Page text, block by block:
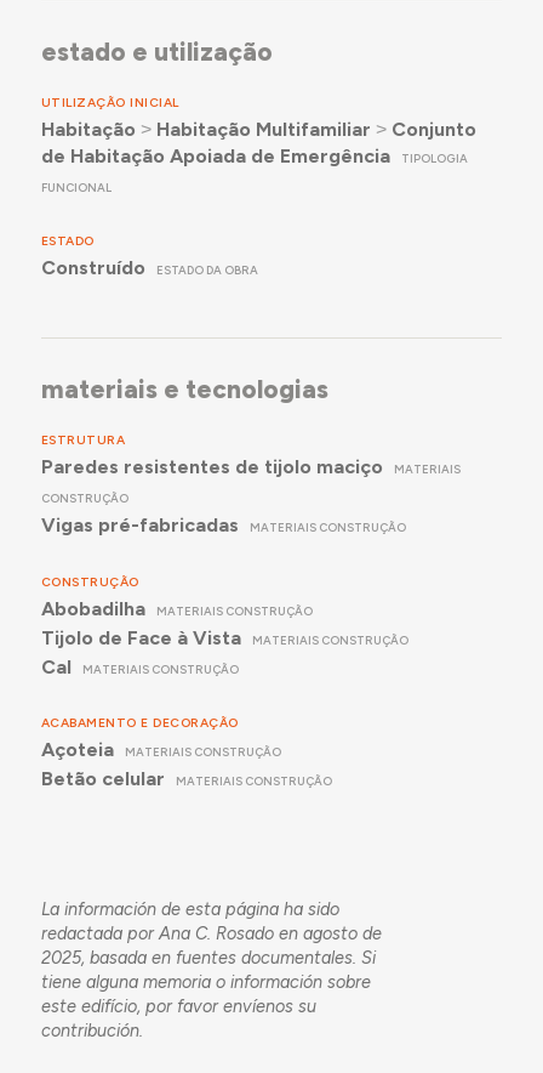
estado e utilização
UTILIZAÇÃO INICIAL
Habitação ˃ Habitação Multifamiliar ˃ Conjunto
de Habitação Apoiada de Emergência
TIPOLOGIA
FUNCIONAL
ESTADO
Construído ESTADO DA OBRA
materiais e tecnologias
ESTRUTURA
Paredes resistentes de tijolo maciço MATERIAIS
CONSTRUÇÃO
Vigas pré-fabricadas MATERIAIS CONSTRUÇÃO
CONSTRUÇÃO
Abobadilha MATERIAIS CONSTRUÇÃO
Tijolo de Face à Vista MATERIAIS CONSTRUÇÃO
Cal MATERIAIS CONSTRUÇÃO
ACABAMENTO E DECORAÇÃO
Açoteia MATERIAIS CONSTRUÇÃO
Betão celular MATERIAIS CONSTRUÇÃO
La información de esta página ha sido
redactada por Ana C. Rosado en agosto de
2025, basada en fuentes documentales. Si
tiene alguna memoria o información sobre
este edifício, por favor envíenos su
contribución.